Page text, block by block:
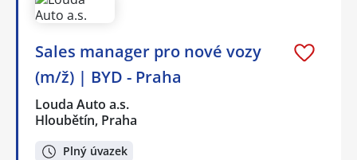
Sales manager pro nové vozy
(m/ž) | BYD - Praha
Louda Auto a.s.
Hloubětín, Praha
Plný úvazek